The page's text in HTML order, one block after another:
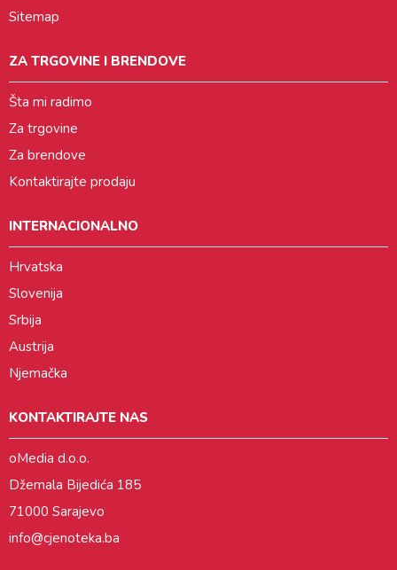
Sitemap
ZA TRGOVINE I BRENDOVE
Šta mi radimo
Za trgovine
Za brendove
Kontaktirajte prodaju
INTERNACIONALNO
Hrvatska
Slovenija
Srbija
Austrija
Njemačka
KONTAKTIRAJTE NAS
oMedia d.o.o.
Džemala Bijedića 185
71000 Sarajevo
info@cjenoteka.ba